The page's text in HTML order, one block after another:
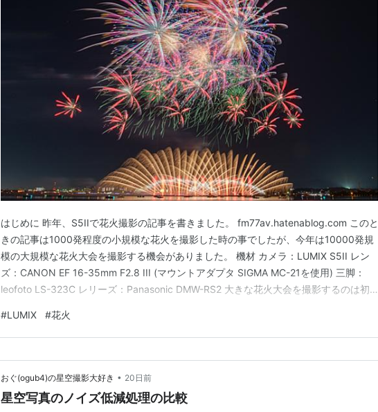
はじめに 昨年、S5IIで花火撮影の記事を書きました。 fm77av.hatenablog.com このと
きの記事は1000発程度の小規模な花火を撮影した時の事でしたが、今年は10000発規
模の大規模な花火大会を撮影する機会がありました。 機材 カメラ：LUMIX S5II レン
ズ：CANON EF 16-35mm F2.8 III (マウントアダプタ SIGMA MC-21を使用) 三脚：
leofoto LS-323C レリーズ：Panasonic DMW-RS2 大きな花火大会を撮影するのは初
を使いました。 星空…
#LUMIX #花火
おぐ(ogub4)の星空撮影大好き • 20日前
星空写真のノイズ低減処理の比較